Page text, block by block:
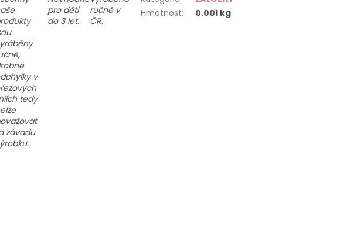
v
tedy
závadu
pro děti
do 3 let.
ručně v
ČR.
Hmotnost: 0.001 kg